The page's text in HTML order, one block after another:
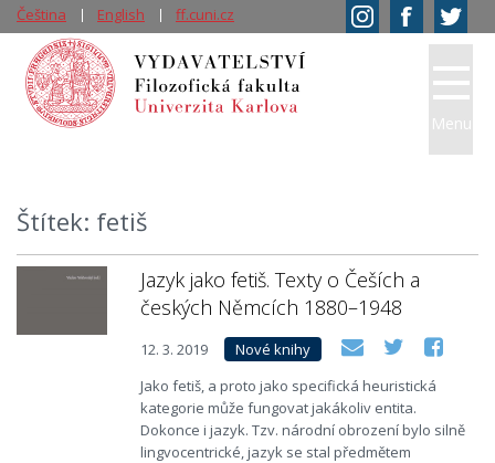
Štítek: fetiš
Jazyk jako fetiš. Texty o Češích a
českých Němcích 1880–1948
12. 3. 2019
Nové knihy
Jako fetiš, a proto jako specifická heuristická
kategorie může fungovat jakákoliv entita.
Dokonce i jazyk. Tzv. národní obrození bylo silně
lingvocentrické, jazyk se stal předmětem
Menu
Čeština English ff.cuni.cz